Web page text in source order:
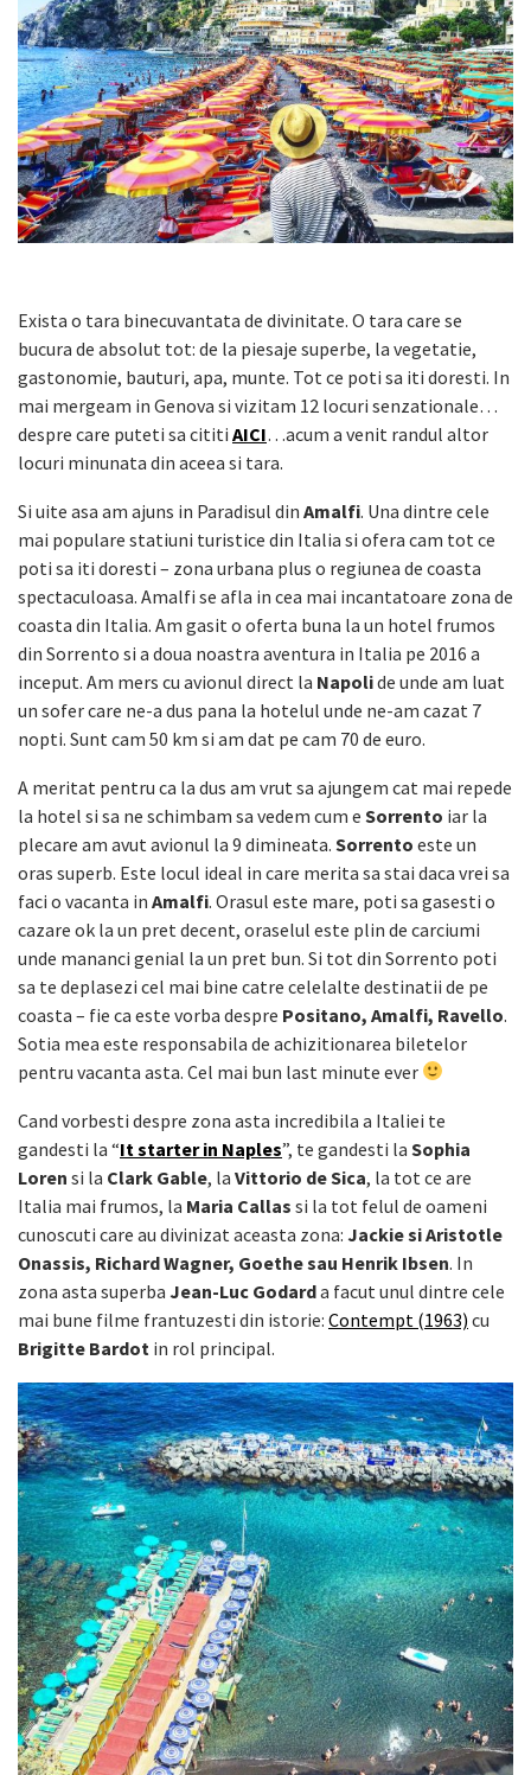
Exista o tara binecuvantata de divinitate. O tara care se
bucura de absolut tot: de la piesaje superbe, la vegetatie,
gastonomie, bauturi, apa, munte. Tot ce poti sa iti doresti. In
mai mergeam in Genova si vizitam 12 locuri senzationale…
despre care puteti sa cititi AICI…acum a venit randul altor
locuri minunata din aceea si tara.
Si uite asa am ajuns in Paradisul din Amalfi. Una dintre cele
mai populare statiuni turistice din Italia si ofera cam tot ce
poti sa iti doresti – zona urbana plus o regiunea de coasta
spectaculoasa. Amalfi se afla in cea mai incantatoare zona de
coasta din Italia. Am gasit o oferta buna la un hotel frumos
din Sorrento si a doua noastra aventura in Italia pe 2016 a
inceput. Am mers cu avionul direct la Napolide unde am luat
un sofer care ne-a dus pana la hotelul unde ne-am cazat 7
nopti. Sunt cam 50 km si am dat pe cam 70 de euro.
A meritat pentru ca la dus am vrut sa ajungem cat mai repede
la hotel si sa ne schimbam sa vedem cum e Sorrento iar la
plecare am avut avionul la 9 dimineata. Sorrento este un
oras superb. Este locul ideal in care merita sa stai daca vrei sa
faci o vacanta in Amalfi. Orasul este mare, poti sa gasesti o
cazare ok la un pret decent, oraselul este plin de carciumi
unde mananci genial la un pret bun. Si tot din Sorrento poti
sa te deplasezi cel mai bine catre celelalte destinatii de pe
coasta – fie ca este vorba despre Positano, Amalfi, Ravello.
Sotia mea este responsabila de achizitionarea biletelor
pentru vacanta asta. Cel mai bun last minute ever
Cand vorbesti despre zona asta incredibila a Italiei te
gandesti la “It starter in Naples”, te gandesti la Sophia
Loren si la Clark Gable, la Vittorio de Sica, la tot ce are
Italia mai frumos, la Maria Callas si la tot felul de oameni
cunoscuti care au divinizat aceasta zona: Jackie si Aristotle
Onassis, Richard Wagner, Goethe sau Henrik Ibsen. In
zona asta superba Jean-Luc Godarda facut unul dintre cele
mai bune filme frantuzesti din istorie: Contempt (1963) cu
Brigitte Bardot in rol principal.